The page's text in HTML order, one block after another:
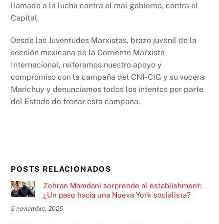
llamado a la lucha contra el mal gobierno, contra el
Capital.
Desde las Juventudes Marxistas, brazo juvenil de la
sección mexicana de la Corriente Marxista
Internacional, reiteramos nuestro apoyo y
compromiso con la campaña del CNI-CIG y su vocera
Marichuy y denunciamos todos los intentos por parte
del Estado de frenar esta campaña.
POSTS RELACIONADOS
Zohran Mamdani sorprende al establishment:
¿Un paso hacia una Nueva York socialista?
5 noviembre, 2025